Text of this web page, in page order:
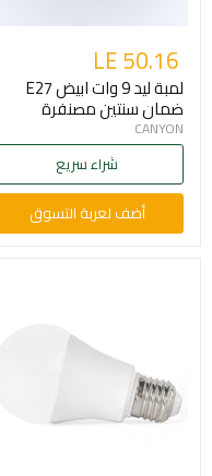
LE 50.16
لمبة ليد 9 وات ابيض E27
ضمان سنتين مصنفرة
CANYON
شراء سريع
أضف لعربة التسوق